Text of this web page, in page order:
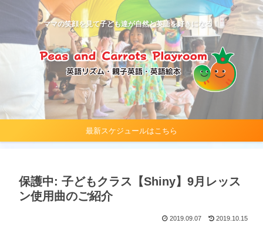
ママの笑顔を見て子ども達が自然と英語を好きになる！
最新スケジュールはこちら
保護中: 子どもクラス【Shiny】9月レッス
ン使用曲のご紹介
2019.09.07 2019.10.15